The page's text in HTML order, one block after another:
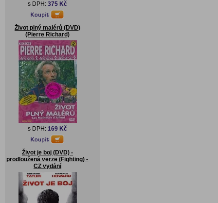
s DPH: 375 Kč
Život plný malérů (DVD)
(Pierre Richard)
s DPH: 169 Kč
Život je boj (DVD) -
prodloužená verze (Fighting) -
CZ vydání